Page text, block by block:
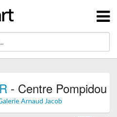
- Centre Pompidou
Arnaud Jacob